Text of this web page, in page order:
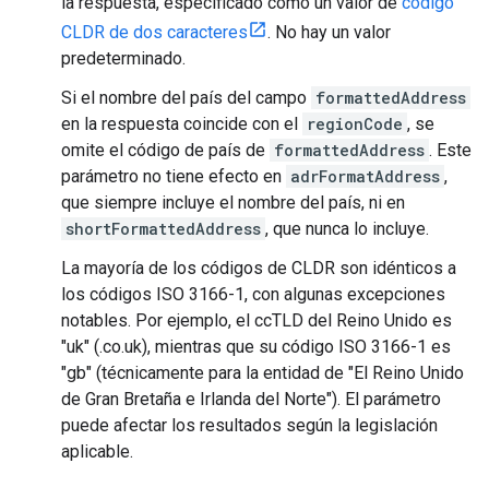
CLDR de dos caracteres
. No hay un valor
predeterminado.
Si el nombre del país del campo formattedAddress
en la respuesta coincide con el regionCode , se
omite el código de país de formattedAddress . Este
parámetro no tiene efecto en adrFormatAddress ,
que siempre incluye el nombre del país, ni en
shortFormattedAddress , que nunca lo incluye.
La mayoría de los códigos de CLDR son idénticos a
los códigos ISO 3166-1, con algunas excepciones
notables. Por ejemplo, el ccTLD del Reino Unido es
"uk" (.co.uk), mientras que su código ISO 3166-1 es
"gb" (técnicamente para la entidad de "El Reino Unido
de Gran Bretaña e Irlanda del Norte"). El parámetro
puede afectar los resultados según la legislación
aplicable.